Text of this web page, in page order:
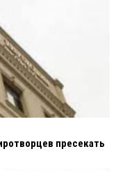
пресекать